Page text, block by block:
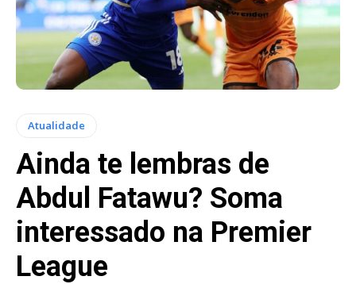
Atualidade
Ainda te lembras de
Abdul Fatawu? Soma
interessado na Premier
League